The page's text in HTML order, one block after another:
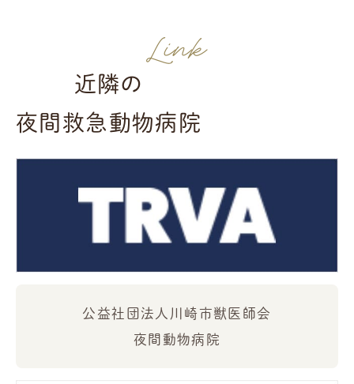
Link
近隣の
夜間救急動物病院
公益社団法人川崎市獣医師会
夜間動物病院